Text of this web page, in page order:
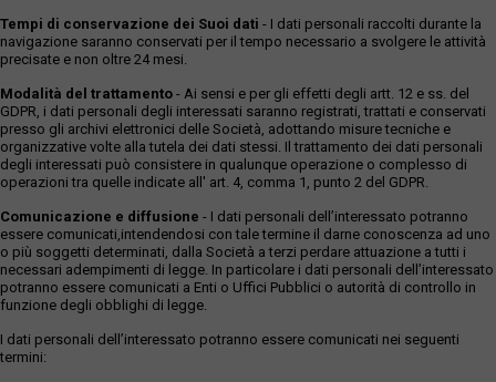
Tempi di conservazione dei Suoi dati - I dati personali raccolti durante la
navigazione saranno conservati per il tempo necessario a svolgere le attività
precisate e non oltre 24 mesi.
Modalità del trattamento - Ai sensi e per gli effetti degli artt. 12 e ss. del
GDPR, i dati personali degli interessati saranno registrati, trattati e conservati
presso gli archivi elettronici delle Società, adottando misure tecniche e
organizzative volte alla tutela dei dati stessi. Il trattamento dei dati personali
degli interessati può consistere in qualunque operazione o complesso di
operazioni tra quelle indicate all' art. 4, comma 1, punto 2 del GDPR.
Comunicazione e diffusione - I dati personali dell’interessato potranno
essere comunicati,intendendosi con tale termine il darne conoscenza ad uno
o più soggetti determinati, dalla Società a terzi perdare attuazione a tutti i
necessari adempimenti di legge. In particolare i dati personali dell’interessato
potranno essere comunicati a Enti o Uffici Pubblici o autorità di controllo in
funzione degli obblighi di legge.
I dati personali dell’interessato potranno essere comunicati nei seguenti
termini: